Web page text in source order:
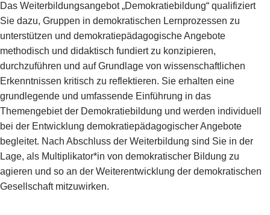
Das Weiterbildungsangebot „Demokratiebildung“ qualifiziert
Sie dazu, Gruppen in demokratischen Lernprozessen zu
unterstützen und demokratiepädagogische Angebote
methodisch und didaktisch fundiert zu konzipieren,
durchzuführen und auf Grundlage von wissenschaftlichen
Erkenntnissen kritisch zu reflektieren. Sie erhalten eine
grundlegende und umfassende Einführung in das
Themengebiet der Demokratiebildung und werden individuell
bei der Entwicklung demokratiepädagogischer Angebote
begleitet. Nach Abschluss der Weiterbildung sind Sie in der
Lage, als Multiplikator*in von demokratischer Bildung zu
agieren und so an der Weiterentwicklung der demokratischen
Gesellschaft mitzuwirken.